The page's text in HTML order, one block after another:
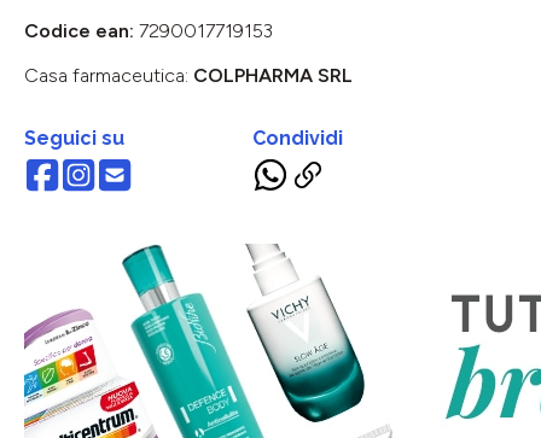
Codice ean: 7290017719153
Casa farmaceutica: COLPHARMA SRL
Seguici su Condividi